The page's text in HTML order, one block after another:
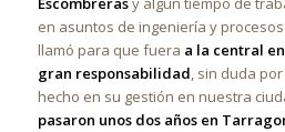
en asuntos de ingeniería y
llamó para que fuera a la central
gran responsabilidad, sin duda
hecho en su gestión en nuestra
pasaron unos dos años en